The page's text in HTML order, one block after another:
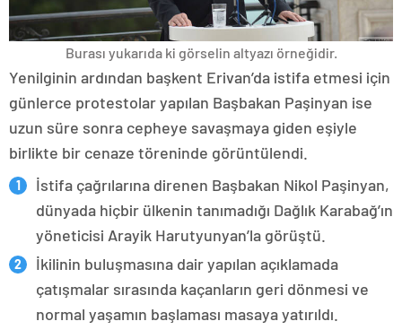
Burası yukarıda ki görselin altyazı örneğidir.
Yenilginin ardından başkent Erivan’da istifa etmesi için
günlerce protestolar yapılan Başbakan Paşinyan ise
uzun süre sonra cepheye savaşmaya giden eşiyle
birlikte bir cenaze töreninde görüntülendi.
İstifa çağrılarına direnen Başbakan Nikol Paşinyan,
dünyada hiçbir ülkenin tanımadığı Dağlık Karabağ’ın
yöneticisi Arayik Harutyunyan’la görüştü.
İkilinin buluşmasına dair yapılan açıklamada
çatışmalar sırasında kaçanların geri dönmesi ve
normal yaşamın başlaması masaya yatırıldı.